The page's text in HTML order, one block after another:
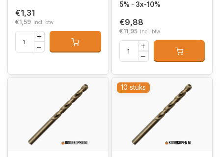
€1,31
€1,59 Incl. btw
5% - 3x-10%
€9,88
€11,95 Incl. btw
10 stuks